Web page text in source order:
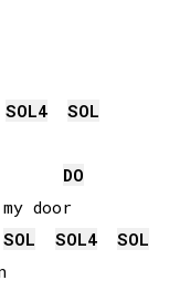
SOL4
SOL
DO
door
SOL
SOL4
SOL